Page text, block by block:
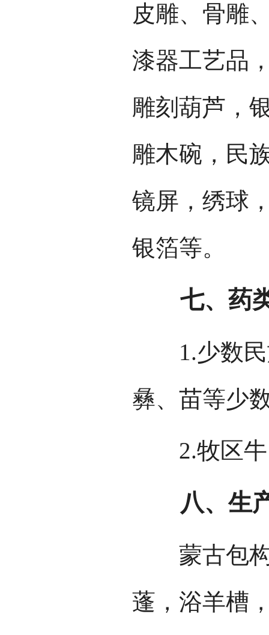
皮雕、骨雕
漆器工艺品
雕刻葫芦，
雕木碗，民
镜屏，绣球
银箔等。
七、药
1.少数民
彝、苗等少
2.牧区牛
八、生产
蒙古包构
蓬，浴羊槽